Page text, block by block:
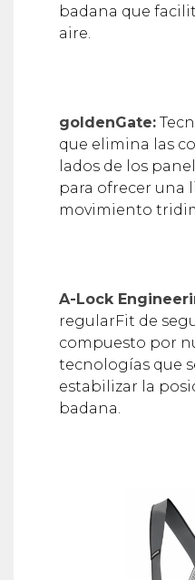
badana que
aire.
goldenGate:
que elimina las
lados de los
para ofrecer una
movimiento
A-Lock
regularFit de
compuesto por
tecnologías que
estabilizar la
badana.